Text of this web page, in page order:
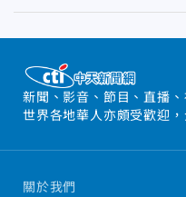
新聞、影音、節目、直播
世界各地華人亦頗受歡迎
關於我們